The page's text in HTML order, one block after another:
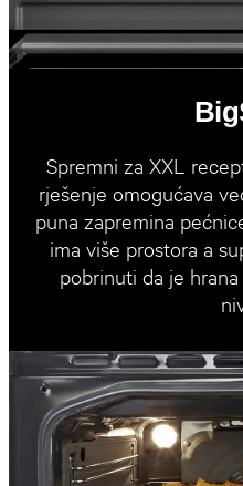
Spremni za XXL
rješenje omogućava
puna zapremina
ima više prostora a
pobrinuti da je